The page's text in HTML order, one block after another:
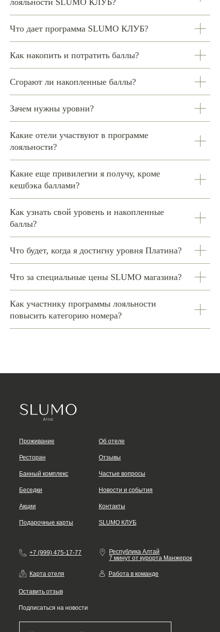
лояльности SLUMO КЛУБ?
Что дает программа SLUMO КЛУБ?
Как накопить и потратить баллы?
Сгорают ли накопленные баллы?
Зачем нужны уровни?
Какие отели участвуют в программе
лояльности?
Какие еще привилегии я получу, кроме
кешбэка баллами?
Как узнать свой уровень и накопленные
баллы?
Что будет, когда я достигну уровня Платина?
Что за специальные цены SLUMO магазина?
Как участнику программы лояльности
повысить категорию номера?
Подписаться на новости
Проживание
Ресторан
Банный комплекс
Беседки
Акции
Карта отеля
Республика Алтай
7 минут от курорта Манжерок
+7 (999) 475-17-77
Работа в команде
Об отеле
Отзывы
Частые вопросы
Подарочные карты
Контакты
SLUMO КЛУБ
Новости и события
Оставить отзыв